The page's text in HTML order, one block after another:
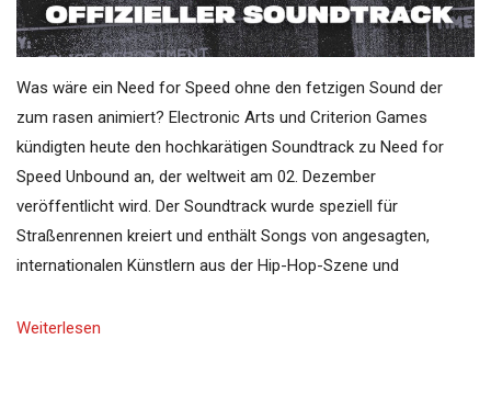
Was wäre ein Need for Speed ohne den fetzigen Sound der
zum rasen animiert? Electronic Arts und Criterion Games
kündigten heute den hochkarätigen Soundtrack zu Need for
Speed Unbound an, der weltweit am 02. Dezember
veröffentlicht wird. Der Soundtrack wurde speziell für
Straßenrennen kreiert und enthält Songs von angesagten,
internationalen Künstlern aus der Hip-Hop-Szene und
Weiterlesen